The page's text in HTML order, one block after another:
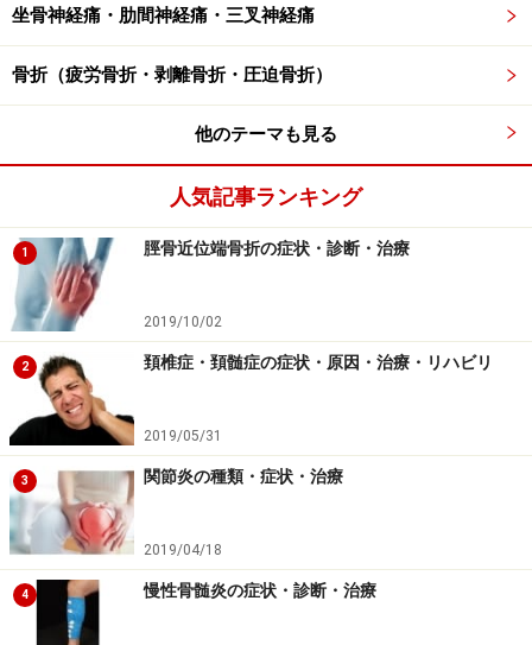
きるのでおおまかな情報は得られます。
次に第4腰椎が第5腰椎に対して前方に移動していること
がわかります。「脊椎すべり症」という疾患です。この
とに発生する、上下の腰椎の関節が離断した状態です。
す。この「すべり症」も腰部脊柱管狭窄症の原因の一つ
です。この2つがレントゲンの所見です。
次にMRI撮影の予約、投薬（鎮痛剤、胃薬）、コルセッ
トの装着、牽引療法の指示が出ました。費用は初診、3
割負担の健康保険で3,000円ほどでした。
■MRI
MRIは専用の病院で撮影を行いました。
MRI写真 腰部脊椎が前方から強く圧迫されています 椎間板
が狭くなっていることもレントゲンより鮮明にわかります
坐骨神経痛・肋間神経痛・三叉神経痛
骨折（疲労骨折・剥離骨折・圧迫骨折）
他のテーマも見る
人気記事ランキング
1 脛骨近位端骨折の症状・診断・治療
2019/10/02
2 頚椎症・頚髄症の症状・原因・治療・リハビリ
2019/05/31
3 関節炎の種類・症状・治療
2019/04/18
4 慢性骨髄炎の症状・診断・治療